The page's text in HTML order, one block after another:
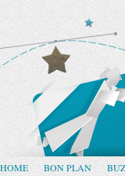
HOME BON PLAN